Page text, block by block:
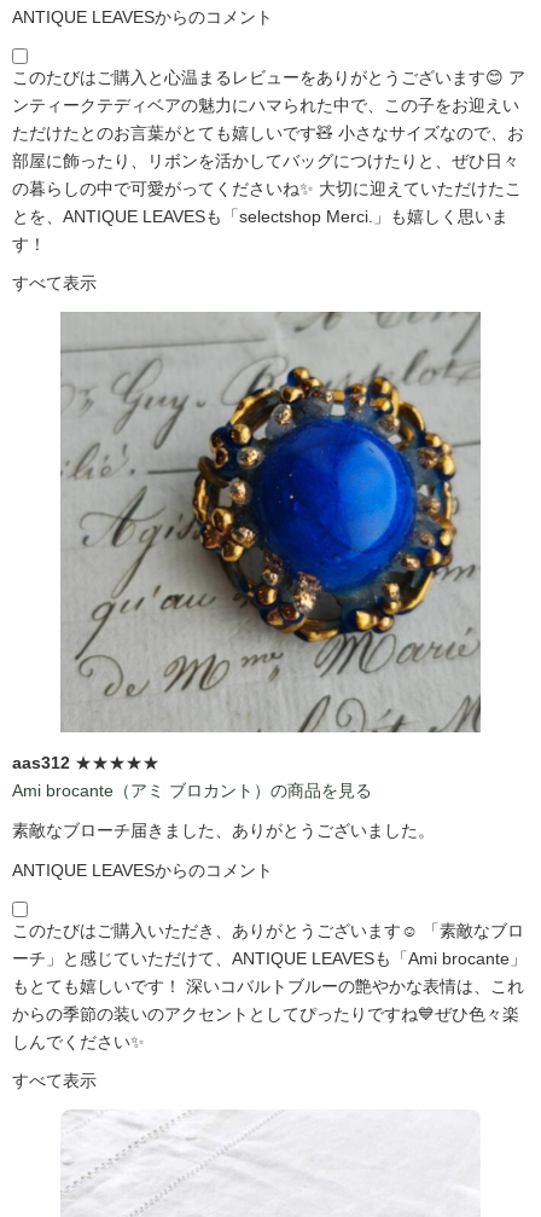
ANTIQUE LEAVESからのコメント
このたびはご購入と心温まるレビューをありがとうございます😊 ア
ンティークテディベアの魅力にハマられた中で、この子をお迎えい
ただけたとのお言葉がとても嬉しいです🧸 小さなサイズなので、お
部屋に飾ったり、リボンを活かしてバッグにつけたりと、ぜひ日々
の暮らしの中で可愛がってくださいね✨ 大切に迎えていただけたこ
とを、ANTIQUE LEAVESも「selectshop Merci.」も嬉しく思いま
す！
すべて表示
aas312 ★★★★★
Ami brocante（アミ ブロカント）の商品を見る
素敵なブローチ届きました、ありがとうございました。
ANTIQUE LEAVESからのコメント
このたびはご購入いただき、ありがとうございます☺️ 「素敵なブロ
ーチ」と感じていただけて、ANTIQUE LEAVESも「Ami brocante」
もとても嬉しいです！ 深いコバルトブルーの艶やかな表情は、これ
からの季節の装いのアクセントとしてぴったりですね💙ぜひ色々楽
しんでください✨
すべて表示